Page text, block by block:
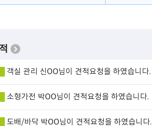
객실 관리 신OO님이 견적요청을 하였습니다.
소형가전 박OO님이 견적요청을 하였습니다.
도배/바닥 박OO님이 견적요청을 하였습니다.